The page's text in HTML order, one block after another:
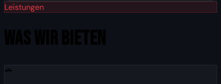
Leistungen
🚗